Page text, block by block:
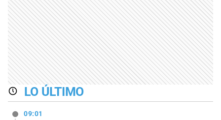
LO ÚLTIMO
09:01